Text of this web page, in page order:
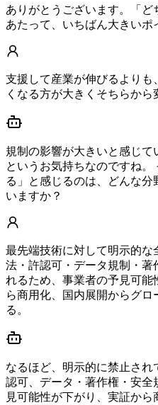
ありがとうございます。「
あたって、いちばん大きいポ
支援して産業が伸びるより
くなる方が大きくそちらから
規制の影響が大きいと感じ
というお気持ちなのですね
る」と感じるのは、どんな
いますか？
最先端技術に対して明示的
法・許認可・データ規制・著
れるため、事業者の予見可
ら商用化、国内展開からグ
る。
なるほど、明示的に禁止さ
認可、データ・著作権・安
見可能性が下がり、実証か